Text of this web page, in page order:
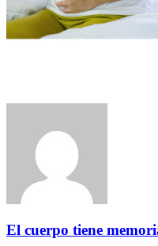
El cuerpo tiene